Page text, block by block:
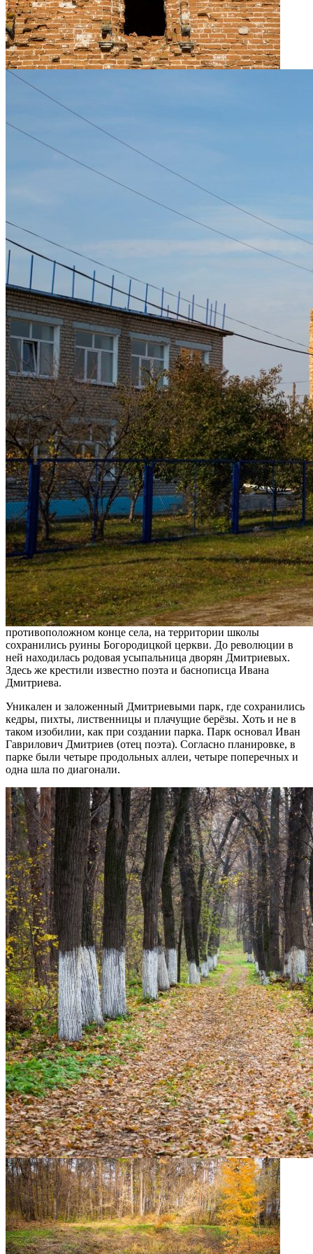
противоположном конце села, на территории школы
сохранились руины Богородицкой церкви. До революции в
ней находилась родовая усыпальница дворян Дмитриевых.
Здесь же крестили известно поэта и баснописца Ивана
Дмитриева.
Уникален и заложенный Дмитриевыми парк, где сохранились
кедры, пихты, лиственницы и плачущие берёзы. Хоть и не в
таком изобилии, как при создании парка. Парк основал Иван
Гаврилович Дмитриев (отец поэта). Согласно планировке, в
парке были четыре продольных аллеи, четыре поперечных и
одна шла по диагонали.